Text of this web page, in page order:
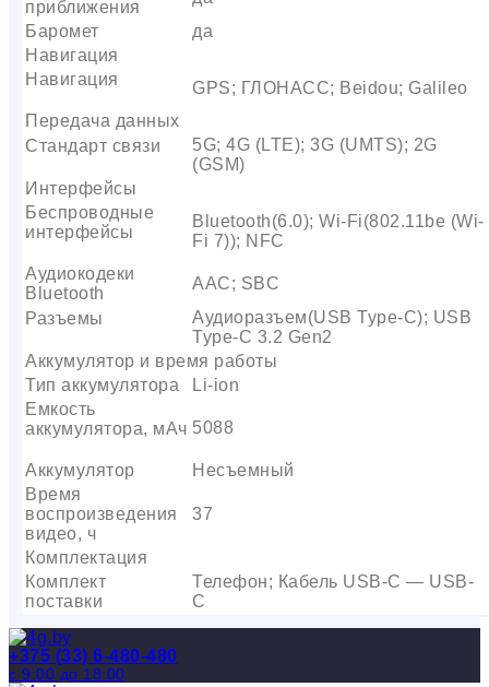
приближения
Баромет
да
Навигация
Навигация
GPS; ГЛОНАСС; Beidou; Galileo
Передача данных
Стандарт связи
5G; 4G (LTE); 3G (UMTS); 2G
(GSM)
Интерфейсы
Беспроводные
интерфейсы
Bluetooth(6.0); Wi-Fi(802.11be (Wi-
Fi 7)); NFC
Аудиокодеки
Bluetooth
AAC; SBC
Разъемы
Аудиоразъем(USB Type-C); USB
Type-C 3.2 Gen2
Аккумулятор и время работы
Тип аккумулятора
Li-ion
Емкость
аккумулятора, мАч 5088
Аккумулятор
Несъемный
Время
воспроизведения
видео, ч
37
Комплектация
Комплект
поставки
Телефон; Кабель USB-C — USB-
C
+375 (33) 6-480-480
с 9:00 до 18:00